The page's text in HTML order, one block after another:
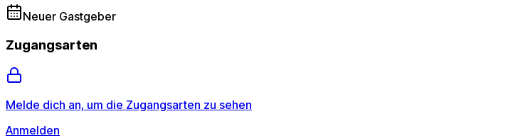
Neuer Gastgeber
Zugangsarten
Melde dich an, um die Zugangsarten zu sehen
Anmelden